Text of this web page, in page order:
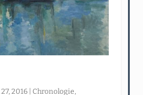
27, 2016 |Chronologie